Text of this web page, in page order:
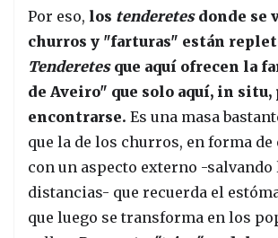
Por eso, los tenderetesdonde se
churros y "farturas" están
Tenderetesque aquí ofrecen la
de Aveiro" que solo aquí, in situ,
encontrarse. Es una masa
que la de los churros, en forma
con un aspecto externo -salvando
distancias- que recuerda el
que luego se transforma en los